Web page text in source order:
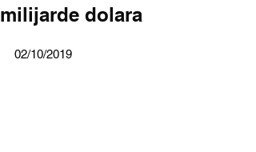
milijarde dolara
02/10/2019